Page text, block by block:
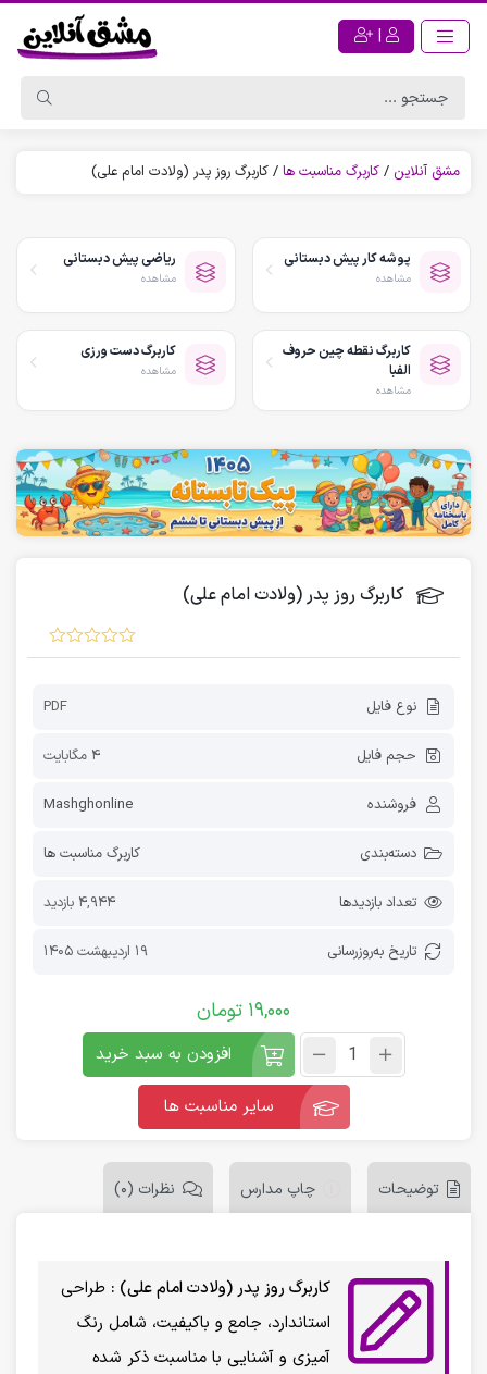
|
مشق آنلاین / کاربرگ مناسبت ها / کاربرگ روز پدر (ولادت امام علی)
پوشه کار پیش دبستانی
مشاهده
ریاضی پیش دبستانی
مشاهده
کاربرگ نقطه چین حروف
الفبا
مشاهده
کاربرگ دست ورزی
مشاهده
کاربرگ روز پدر (ولادت امام علی)
نوع فایل PDF
حجم فایل 4 مگابایت
فروشنده Mashghonline
دسته‌بندی کاربرگ مناسبت ها
تعداد بازدیدها 4,944 بازدید
تاریخ به‌روز‌رسانی 19 اردیبهشت 1405
19,000 تومان
افزودن به سبد خرید
سایر مناسبت ها
توضیحات چاپ مدارس نظرات (0)
کاربرگ روز پدر (ولادت امام علی) : طراحی
استاندارد، جامع و باکیفیت، شامل رنگ
آمیزی و آشنایی با مناسبت ذکر شده